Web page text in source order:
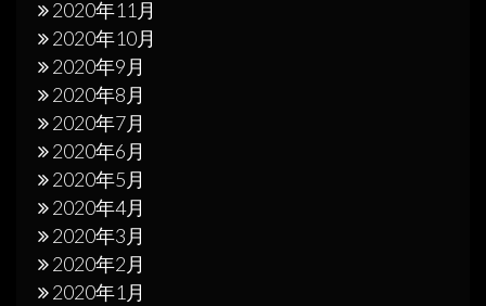
2020年11月
2020年10月
2020年9月
2020年8月
2020年7月
2020年6月
2020年5月
2020年4月
2020年3月
2020年2月
2020年1月